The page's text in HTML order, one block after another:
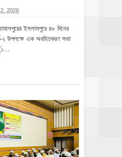
2026
ইসলামপুরে ৪৮ দিনের
২ উপলক্ষে এক অবহিতকরণ সভা